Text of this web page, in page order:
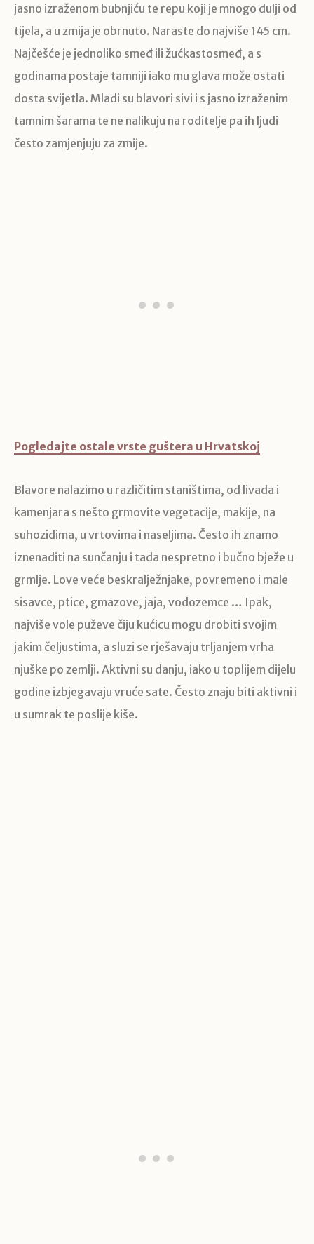
jasno izraženom bubnjiću te repu koji je mnogo dulji od
tijela, a u zmija je obrnuto. Naraste do najviše 145 cm.
Najčešće je jednoliko smeđ ili žućkastosmeđ, a s
godinama postaje tamniji iako mu glava može ostati
dosta svijetla. Mladi su blavori sivi i s jasno izraženim
tamnim šarama te ne nalikuju na roditelje pa ih ljudi
često zamjenjuju za zmije.
Pogledajte ostale vrste guštera u Hrvatskoj
Blavore nalazimo u različitim staništima, od livada i
kamenjara s nešto grmovite vegetacije, makije, na
suhozidima, u vrtovima i naseljima. Često ih znamo
iznenaditi na sunčanju i tada nespretno i bučno bježe u
grmlje. Love veće beskralježnjake, povremeno i male
sisavce, ptice, gmazove, jaja, vodozemce … Ipak,
najviše vole puževe čiju kućicu mogu drobiti svojim
jakim čeljustima, a sluzi se rješavaju trljanjem vrha
njuške po zemlji. Aktivni su danju, iako u toplijem dijelu
godine izbjegavaju vruće sate. Često znaju biti aktivni i
u sumrak te poslije kiše.